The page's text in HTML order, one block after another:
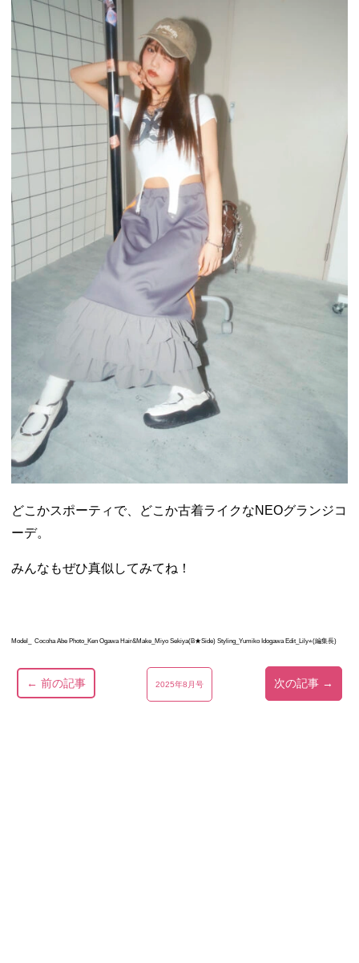
どこかスポーティで、どこか古着ライクなNEOグランジコ
ーデ。
みんなもぜひ真似してみてね！
Model_ Cocoha Abe Photo_Ken Ogawa Hair&Make_Miyo Sekiya(B★Side) Styling_Yumiko Idogawa Edit_Lily⭐︎(編集長)
← 前の記事 2025年8月号 次の記事 →